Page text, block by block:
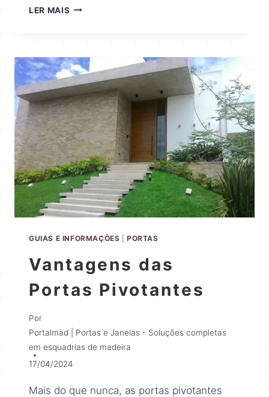
LER MAIS
GUIAS E INFORMAÇÕES |PORTAS
Vantagens das
Portas Pivotantes
Por
Portalmad | Portas e Janelas - Soluções completas
em esquadrias de madeira
17/04/2024
Mais do que nunca, as portas pivotantes